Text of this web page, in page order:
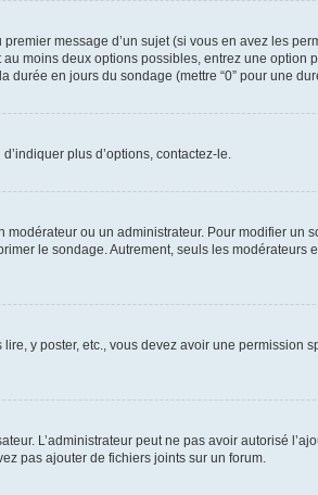
message d’un sujet (si vous en avez les
moins deux options possibles, entrez une
en jours du sondage (mettre “0” pour une
plus d’options, contactez-le.
ou un administrateur. Pour modifier un
le sondage. Autrement, seuls les
y poster, etc., vous devez avoir une
L’administrateur peut ne pas avoir autorisé
pas ajouter de fichiers joints sur un forum.